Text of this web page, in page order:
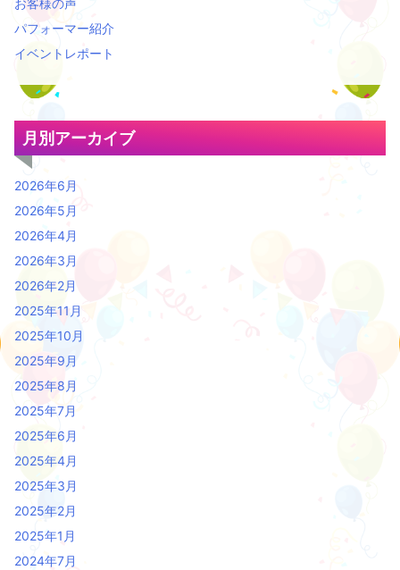
パフォーマー紹介
イベントレポート
月別アーカイブ
2026年6月
2026年5月
2026年4月
2026年3月
2026年2月
2025年11月
2025年10月
2025年9月
2025年8月
2025年7月
2025年6月
2025年4月
2025年3月
2025年2月
2025年1月
2024年7月